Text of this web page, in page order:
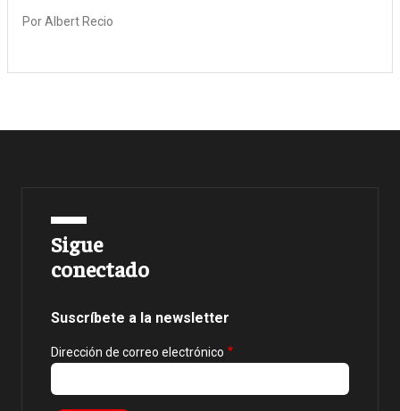
PorAlbert Recio
Sigue
conectado
Suscríbete a la newsletter
Dirección de correo electrónico